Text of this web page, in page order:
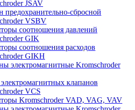
JSAV
предохранительно-сбросной
VSBV
соотношения давлений
GIK
соотношения расходов
GIKH
электромагнитные Kromschroder
клапанов
VCS
Kromschroder VAD, VAG, VAV